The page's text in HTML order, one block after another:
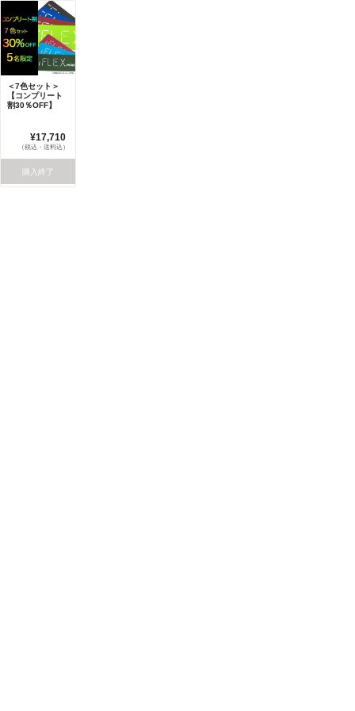
＜7色セット＞
【コンプリート
割30％OFF】
¥17,710
（税込・送料込）
購入終了